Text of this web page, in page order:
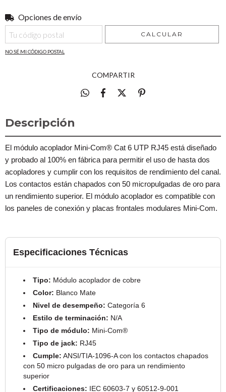
Entregas para el CP:
Opciones de envío
CALCULAR
NO SÉ MI CÓDIGO POSTAL
COMPARTIR
Descripción
El módulo acoplador Mini-Com® Cat 6 UTP RJ45 está diseñado
y probado al 100% en fábrica para permitir el uso de hasta dos
acopladores y cumplir con los requisitos de rendimiento del canal.
Los contactos están chapados con 50 micropulgadas de oro para
un rendimiento superior. El módulo acoplador es compatible con
los paneles de conexión y placas frontales modulares Mini-Com.
Especificaciones Técnicas
Tipo: Módulo acoplador de cobre
Color: Blanco Mate
Nivel de desempeño: Categoría 6
Estilo de terminación: N/A
Tipo de módulo: Mini-Com®
Tipo de jack: RJ45
Cumple: ANSI/TIA-1096-A con los contactos chapados
con 50 micro pulgadas de oro para un rendimiento
superior
Certificaciones: IEC 60603-7 y 60512-9-001